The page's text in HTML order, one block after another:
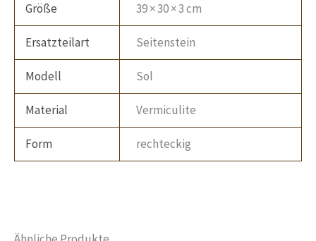
Größe 39 × 30 × 3 cm
Ersatzteilart Seitenstein
Modell Sol
Material Vermiculite
Form rechteckig